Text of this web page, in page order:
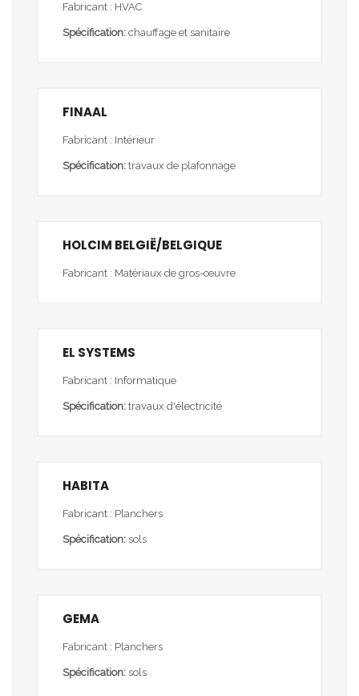
Fabricant : HVAC
Spécification: chauffage et sanitaire
FINAAL
Fabricant : Intérieur
Spécification: travaux de plafonnage
HOLCIM BELGIË/BELGIQUE
Fabricant : Matériaux de gros-œuvre
EL SYSTEMS
Fabricant : Informatique
Spécification: travaux d'électricité
HABITA
Fabricant : Planchers
Spécification: sols
GEMA
Fabricant : Planchers
Spécification: sols